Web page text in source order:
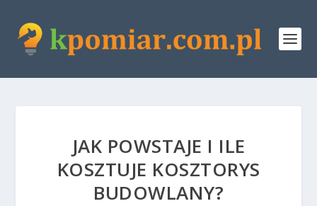
JAK POWSTAJE I ILE
KOSZTUJE KOSZTORYS
BUDOWLANY?